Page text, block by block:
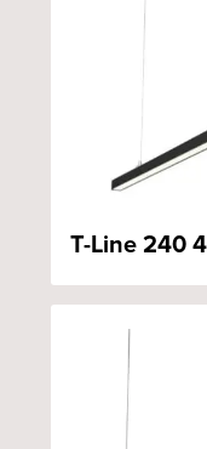
T-Line 240